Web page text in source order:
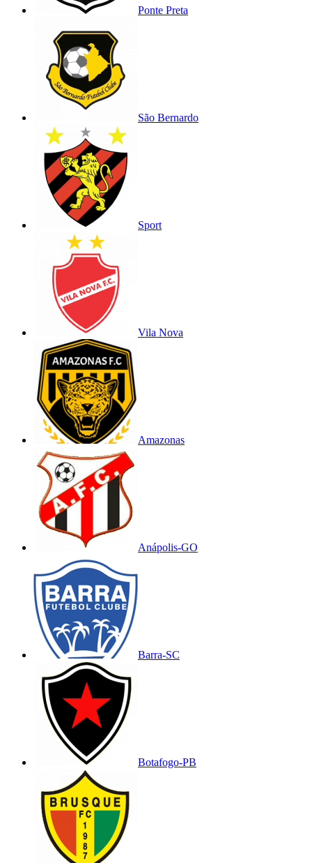
Ponte Preta
São Bernardo
Sport
Vila Nova
Amazonas
Anápolis-GO
Barra-SC
Botafogo-PB